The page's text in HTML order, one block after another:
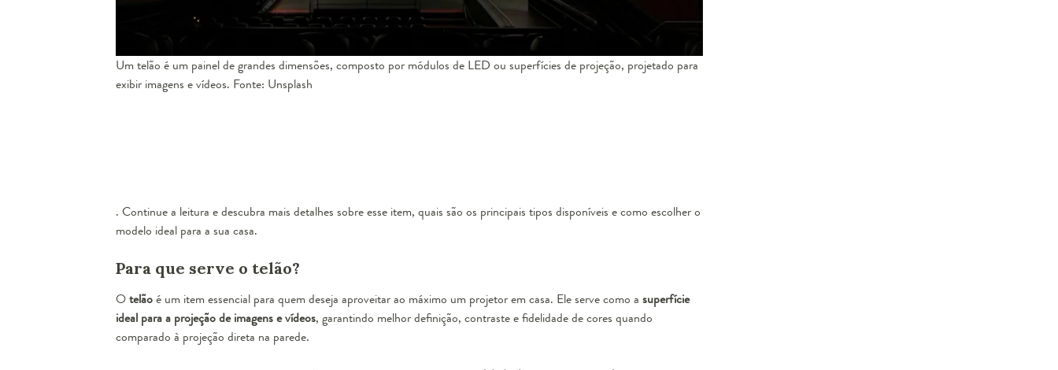
Um telão é um painel de grandes dimensões, composto por módulos de LED ou superfícies de projeção, projetado para
exibir imagens e vídeos. Fonte: Unsplash
. Continue a leitura e descubra mais detalhes sobre esse item, quais são os principais tipos disponíveis e como escolher o
modelo ideal para a sua casa.
Para que serve o telão?
Otelãoé um item essencial para quem deseja aproveitar ao máximo um projetor em casa. Ele serve como a superfície
ideal para a projeção de imagens e vídeos, garantindo melhor definição, contraste e fidelidade de cores quando
comparado à projeção direta na parede.